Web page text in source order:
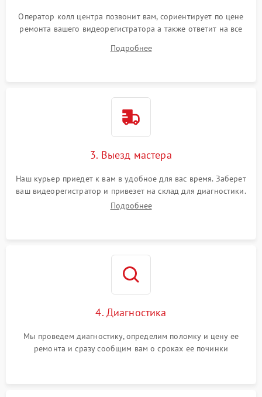
Оператор колл центра позвонит вам, сориентирует по цене
ремонта вашего видеорегистратора а также ответит на все
Подробнее
3. Выезд мастера
Наш курьер приедет к вам в удобное для вас время. Заберет
ваш видеорегистратор и привезет на склад для диагностики.
Подробнее
4. Диагностика
Мы проведем диагностику, определим поломку и цену ее
ремонта и сразу сообщим вам о сроках ее починки